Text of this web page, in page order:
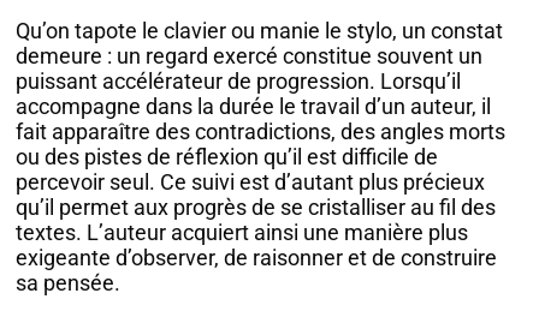
Qu’on tapote le clavier ou manie le stylo, un constat
demeure : un regard exercé constitue souvent un
puissant accélérateur de progression. Lorsqu’il
accompagne dans la durée le travail d’un auteur, il
fait apparaître des contradictions, des angles morts
ou des pistes de réflexion qu’il est difficile de
percevoir seul. Ce suivi est d’autant plus précieux
qu’il permet aux progrès de se cristalliser au fil des
textes. L’auteur acquiert ainsi une manière plus
exigeante d’observer, de raisonner et de construire
sa pensée.